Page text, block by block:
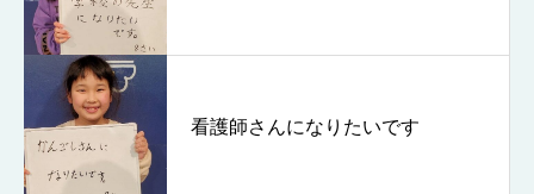
看護師さんになりたいです